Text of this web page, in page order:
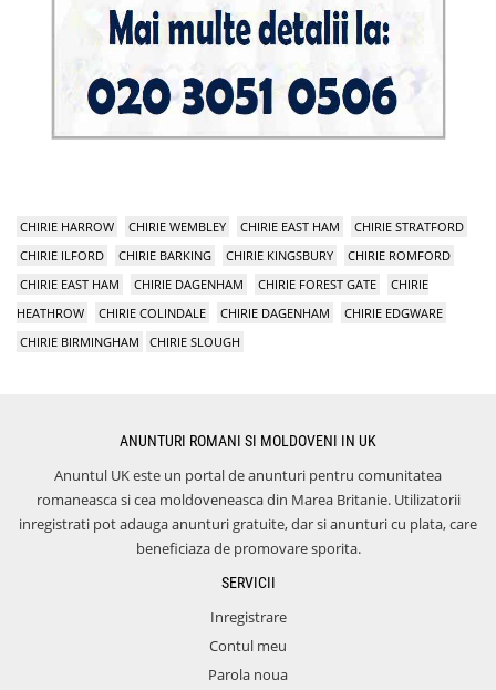
CHIRIE HARROW CHIRIE WEMBLEY CHIRIE EAST HAM
CHIRIE STRATFORD
CHIRIE ILFORD
CHIRIE BARKING CHIRIE KINGSBURY
CHIRIE ROMFORD
CHIRIE EAST HAM
CHIRIE DAGENHAM CHIRIE FOREST GATE
CHIRIE
HEATHROW
CHIRIE COLINDALE CHIRIE DAGENHAM
CHIRIE EDGWARE
CHIRIE BIRMINGHAM
CHIRIE SLOUGH
ANUNTURI ROMANI SI MOLDOVENI IN UK
Anuntul UK este un portal de anunturi pentru comunitatea
romaneasca si cea moldoveneasca din Marea Britanie. Utilizatorii
inregistrati pot adauga anunturi gratuite, dar si anunturi cu plata, care
beneficiaza de promovare sporita.
SERVICII
Inregistrare
Contul meu
Parola noua